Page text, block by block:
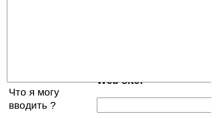
Web site:
Что я могу
вводить ?